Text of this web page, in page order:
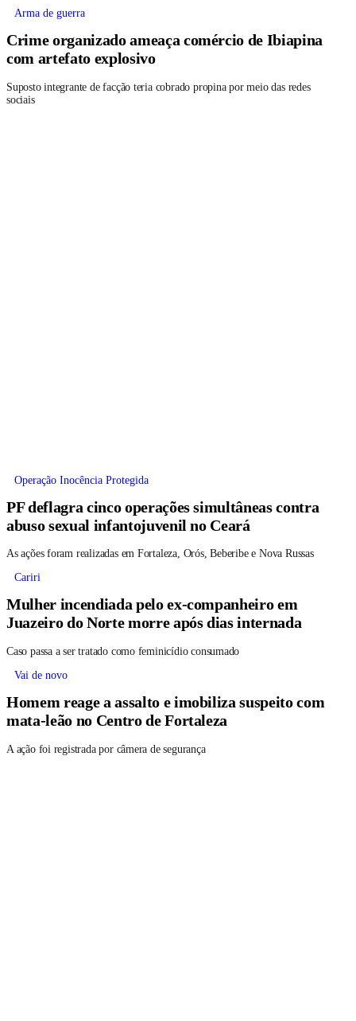
Arma de guerra
Crime organizado ameaça comércio de Ibiapina
com artefato explosivo
Suposto integrante de facção teria cobrado propina por meio das redes
sociais
Operação Inocência Protegida
PF deflagra cinco operações simultâneas contra
abuso sexual infantojuvenil no Ceará
As ações foram realizadas em Fortaleza, Orós, Beberibe e Nova Russas
Cariri
Mulher incendiada pelo ex-companheiro em
Juazeiro do Norte morre após dias internada
Caso passa a ser tratado como feminicídio consumado
Vai de novo
Homem reage a assalto e imobiliza suspeito com
mata-leão no Centro de Fortaleza
A ação foi registrada por câmera de segurança